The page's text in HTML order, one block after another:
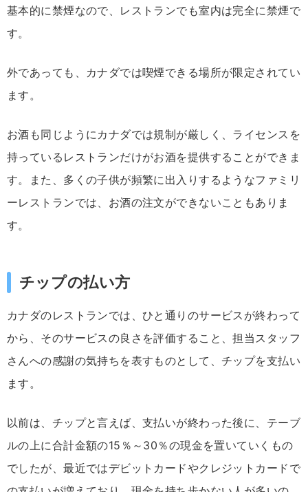
基本的に禁煙なので、レストランでも室内は完全に禁煙で
す。
外であっても、カナダでは喫煙できる場所が限定されてい
ます。
お酒も同じようにカナダでは規制が厳しく、ライセンスを
持っているレストランだけがお酒を提供することができま
す。また、多くの子供が頻繁に出入りするようなファミリ
ーレストランでは、お酒の注文ができないこともありま
す。
チップの払い方
カナダのレストランでは、ひと通りのサービスが終わって
から、そのサービスの良さを評価すること、担当スタッフ
さんへの感謝の気持ちを表すものとして、チップを支払い
ます。
以前は、チップと言えば、支払いが終わった後に、テーブ
ルの上に合計金額の15％～30％の現金を置いていくもの
でしたが、最近ではデビットカードやクレジットカードで